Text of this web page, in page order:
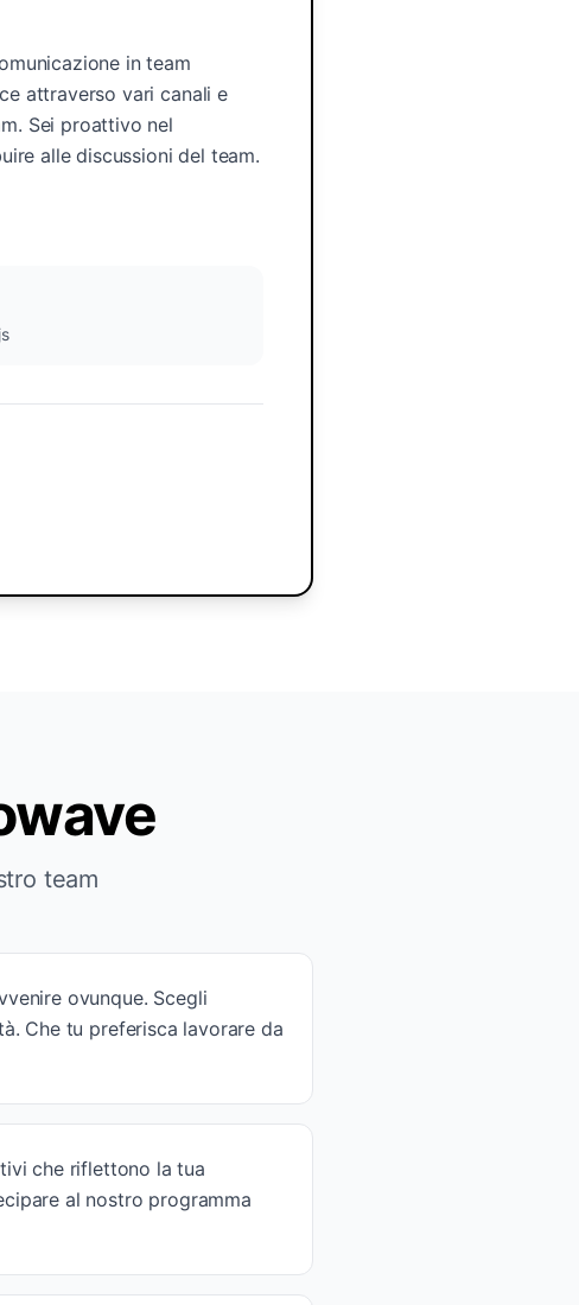
in team
attraverso vari canali e
Sei proattivo nel
alle discussioni del team.
team
ovunque. Scegli
Che tu preferisca lavorare da
che riflettono la tua
al nostro programma